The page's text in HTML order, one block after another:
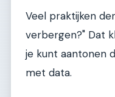
Veel praktijken
verbergen?" Dat
je kunt aantonen
met data.